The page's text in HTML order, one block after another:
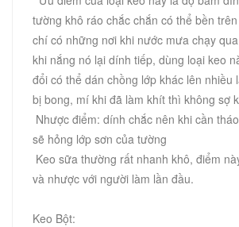
tường khô ráo chắc chắn có thể bền
chí có những nơi khi nước mưa chạy
khi nắng nó lại dính tiếp, dùng loại keo
đổi có thể dán chồng lớp khác lên nhiều
bị bong, mí khi đã làm khít thì không sợ
Nhược điểm: dính chắc nên khi cần
sẽ hỏng lớp sơn của tường
Keo sữa thường rất nhanh khô, điểm
và nhược với người làm lần đầu.
Keo Bột: